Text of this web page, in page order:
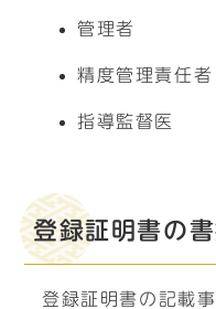
管理者
精度管理責任者
指導監督医
登録証明書の
登録証明書の記載